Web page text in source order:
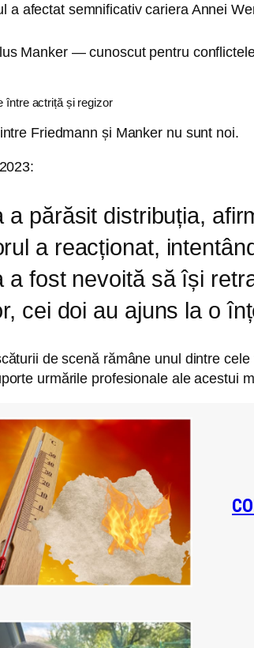
a afectat semnificativ cariera Annei
Manker — cunoscut pentru
între actriță și regizor
Friedmann și Manker nu sunt noi.
a părăsit distribuția,
a reacționat,
a fost nevoită să își
cei doi au ajuns la o
de scenă rămâne unul dintre
urmările profesionale ale acestui